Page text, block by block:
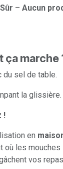
– Aucun
ça marche
du sel de table.
la glissière.
!
en
où les
vos